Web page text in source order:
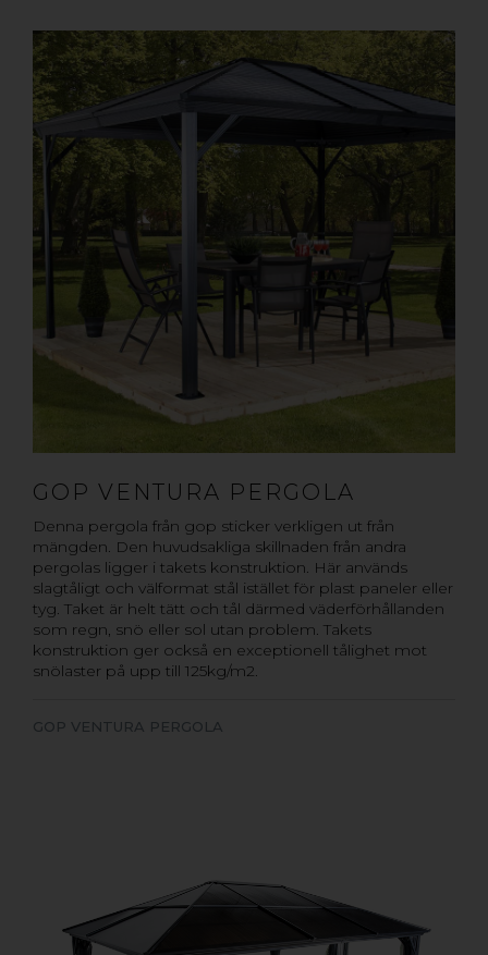
GOP VENTURA PERGOLA
Denna pergola från gop sticker verkligen ut från
mängden. Den huvudsakliga skillnaden från andra
pergolas ligger i takets konstruktion. Här används
slagtåligt och välformat stål istället för plast paneler eller
tyg. Taket är helt tätt och tål därmed väderförhållanden
som regn, snö eller sol utan problem. Takets
konstruktion ger också en exceptionell tålighet mot
snölaster på upp till 125kg/m2.
GOP VENTURA PERGOLA